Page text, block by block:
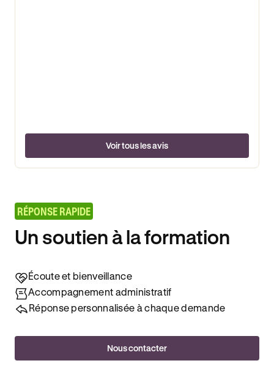
Voir tous les avis
RÉPONSE RAPIDE
Un soutien à la formation
Écoute et bienveillance
Accompagnement administratif
Réponse personnalisée à chaque demande
Nous contacter